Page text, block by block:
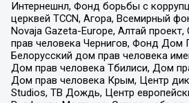
Интернешнл, Фонд борьбы с
церквей TCCN, Агора, Всемирный
Novaja Gazeta-Europe, Алтай
прав человека Чернигов, Фонд Дом
Белорусский дом прав человека
Дом прав человека Тбилиси, Дом
Дом прав человека Крым, Центр
Studios, ТВ Дождь, Центр